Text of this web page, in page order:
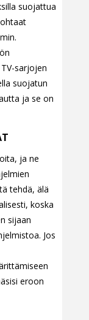
suojattua
sarjojen
suojatun
ja se on
ja ne
tehdä, älä
koska
sijaan
Jos
eroon